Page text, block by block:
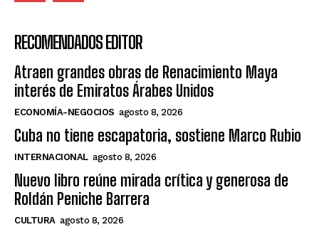
RECOMENDADOS EDITOR
Atraen grandes obras de Renacimiento Maya
interés de Emiratos Árabes Unidos
ECONOMÍA-NEGOCIOS agosto 8, 2026
Cuba no tiene escapatoria, sostiene Marco Rubio
INTERNACIONAL agosto 8, 2026
Nuevo libro reúne mirada crítica y generosa de
Roldán Peniche Barrera
CULTURA agosto 8, 2026